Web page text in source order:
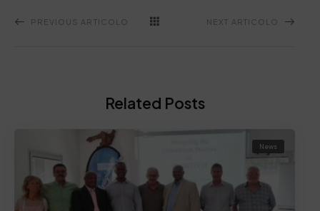
PREVIOUS ARTICOLO NEXT ARTICOLO
Related Posts
News